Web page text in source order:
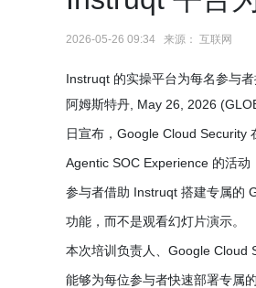
2026-05-26 09:34 来源： 互联网
Instruqt 的实操平台为每名参与
阿姆斯特丹, May 26, 2026
日宣布，Google Cloud Security
Agentic SOC Experience 的活动
参与者借助 Instruqt 搭建专属的
功能，而不是观看幻灯片演示。
本次培训负责人、Google Cloud
能够为每位参与者快速部署专属